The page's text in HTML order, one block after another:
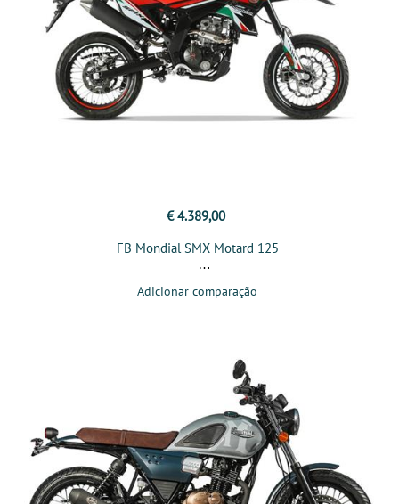
€ 4.389,00
FB Mondial SMX Motard 125
Adicionar comparação